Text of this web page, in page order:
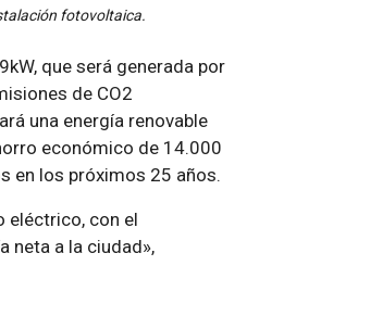
fotovoltaica.
que será generada por
de CO2
una energía renovable
económico de 14.000
en los próximos 25 años.
eléctrico, con el
neta a la ciudad»,